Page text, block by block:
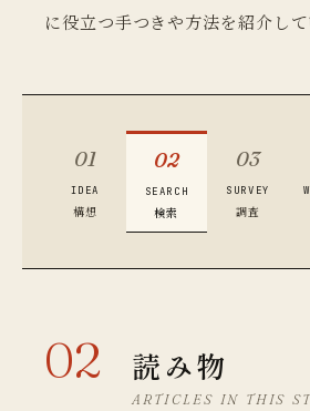
に役立つ手つきや方法を紹介して
01
IDEA
構想
02
SEARCH
検索
03
SURVEY
調査
02 読み物
ARTICLES IN THIS